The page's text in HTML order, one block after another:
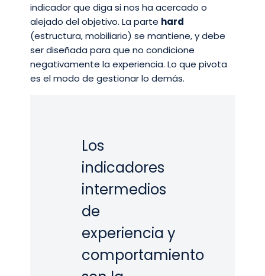
indicador que diga si nos ha acercado o
alejado del objetivo. La parte hard
(estructura, mobiliario) se mantiene, y debe
ser diseñada para que no condicione
negativamente la experiencia. Lo que pivota
es el modo de gestionar lo demás.
Los
indicadores
intermedios
de
experiencia y
comportamiento